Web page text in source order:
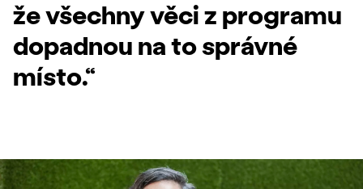
že všechny věci z programu
dopadnou na to správné
místo.“